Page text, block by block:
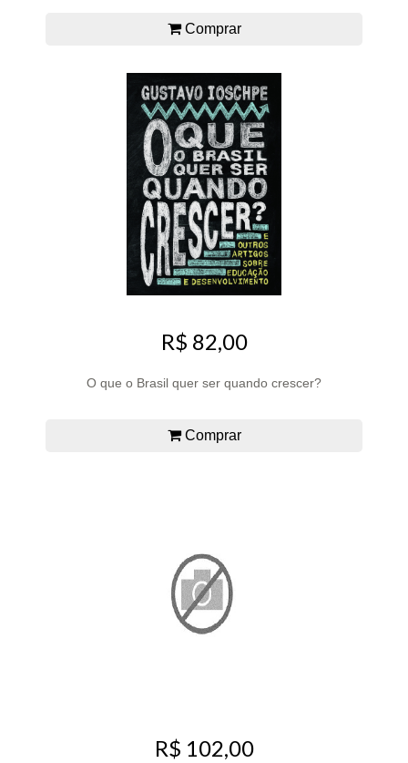
Comprar
R$ 82,00
O que o Brasil quer ser quando crescer?
Comprar
R$ 102,00